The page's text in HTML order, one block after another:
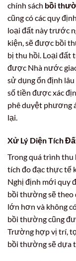
chính sách bồi
cũng có các quy
loại đất này trước
kiện, sẽ được bồi
bị thu hồi. Loại đất
được Nhà nước
sử dụng ổn định
số tiền được xác
phê duyệt phương
lại.
Xử Lý Diện Tích
Trong quá trình
tích đo đạc thực tế
Nghị định mới quy
bồi thường sẽ theo
lớn hơn và không
bồi thường cũng
Trường hợp vị trí,
bồi thường sẽ dựa